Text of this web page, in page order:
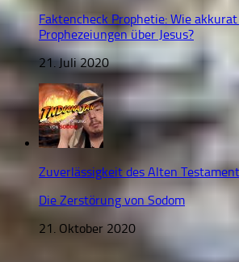
Faktencheck Prophetie: Wie
Prophezeiungen über Jesus?
21. Juli 2020
Zuverlässigkeit des Alten
Die Zerstörung von Sodom
21. Oktober 2020